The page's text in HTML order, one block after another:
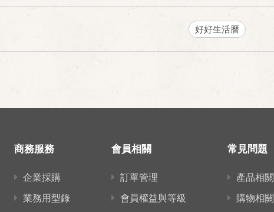
好好生活曆
商務服務
企業採購
業務用型錄
會員相關
訂單管理
會員權益與等級
常見問題
產品相關
購物相關